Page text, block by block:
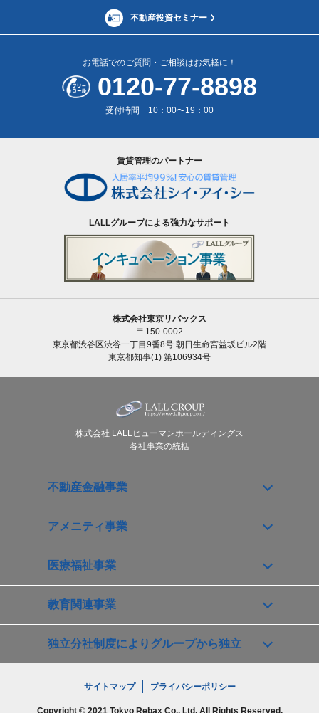
不動産投資セミナー
お電話でのご質問・ご相談はお気軽に！
0120-77-8898
受付時間 10：00〜19：00
賃貸管理のパートナー
LALLグループによる強力なサポート
株式会社東京リバックス
〒150-0002
東京都渋谷区渋谷一丁目9番8号 朝日生命宮益坂ビル2階
東京都知事(1) 第106934号
株式会社 LALLヒューマンホールディングス
各社事業の統括
不動産金融事業
アメニティ事業
医療福祉事業
教育関連事業
独立分社制度によりグループから独立
サイトマップ プライバシーポリシー